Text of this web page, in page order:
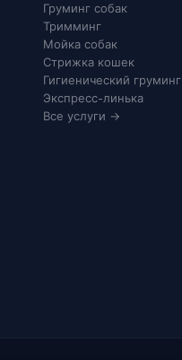
Груминг собак
Тримминг
Мойка собак
Стрижка кошек
Гигиенический груминг
Экспресс-линька
Все услуги →